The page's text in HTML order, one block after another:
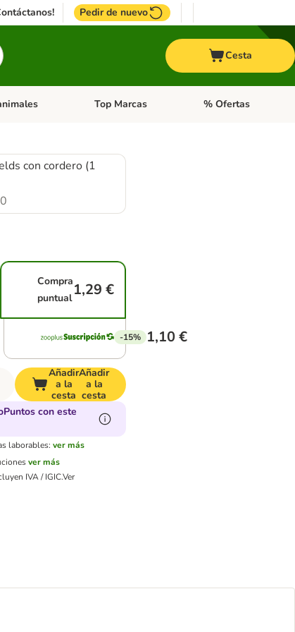
Pedir de nuevo
Cesta
y + abierto: PájarosMenú de categoria abierto: Otros animales
Top Marcas Menú de categoria
% Ofertas
con cordero (1
Compra
puntual 1,29 €
-15% 1,10 €
Añadir
a la
cesta
Añadir
a la
cesta
con este
laborables: ver más
ver más
IVA / IGIC.Ver